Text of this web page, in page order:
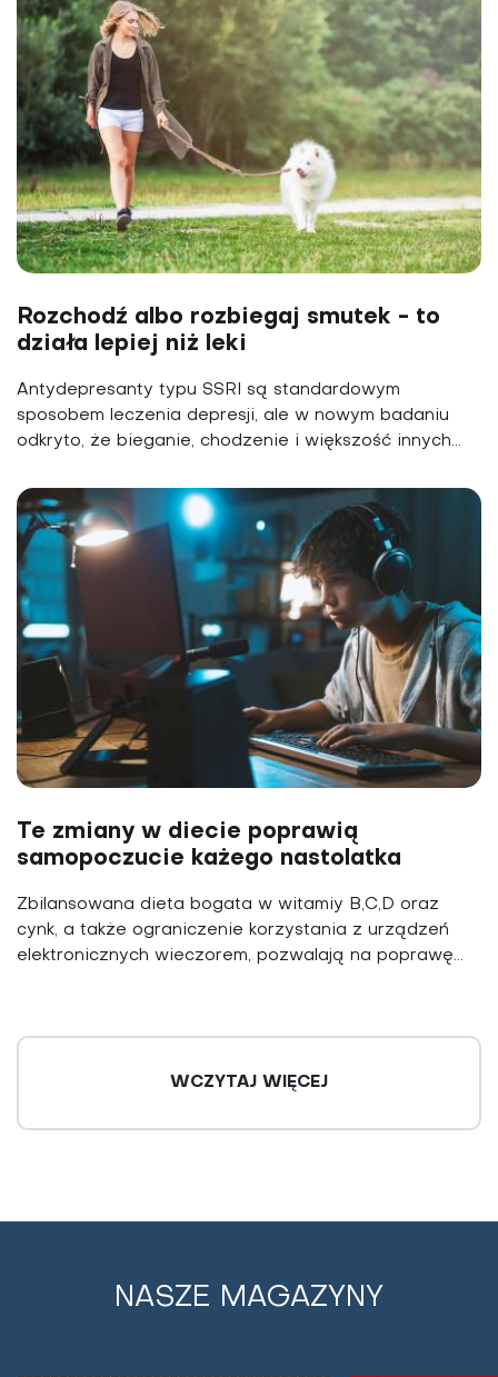
Rozchodź albo rozbiegaj smutek - to
działa lepiej niż leki
Antydepresanty typu SSRI są standardowym
sposobem leczenia depresji, ale w nowym badaniu
odkryto, że bieganie, chodzenie i większość innych...
Te zmiany w diecie poprawią
samopoczucie każego nastolatka
Zbilansowana dieta bogata w witamiy B,C,D oraz
cynk, a także ograniczenie korzystania z urządzeń
elektronicznych wieczorem, pozwalają na poprawę...
WCZYTAJ WIĘCEJ
NASZE MAGAZYNY